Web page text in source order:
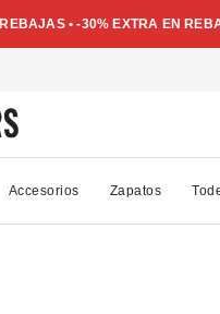
REBAJAS • -30% EXTRA EN
Accesorios Zapatos